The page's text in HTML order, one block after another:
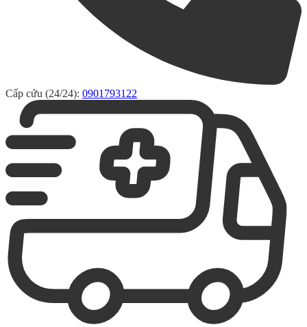
Cấp cứu (24/24): 0901793122